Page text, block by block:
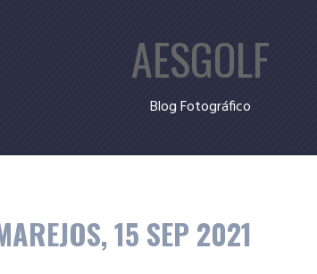
AESGOLF
Blog Fotográfico
15 SEP 2021